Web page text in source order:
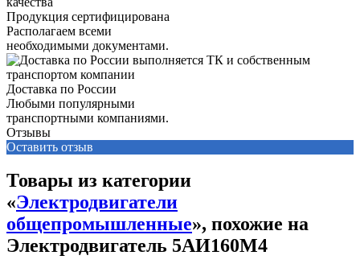
Продукция сертифицирована
Располагаем всеми
необходимыми документами.
Доставка по России
Любыми популярными
транспортными компаниями.
Отзывы
Оставить отзыв
Товары из категории
«Электродвигатели
общепромышленные», похожие на
Электродвигатель 5АИ160М4